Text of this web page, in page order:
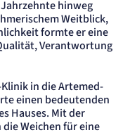
hinweg
Weitblick,
formte er eine
Verantwortung
in die Artemed-
einen bedeutenden
Hauses. Mit der
Weichen für eine